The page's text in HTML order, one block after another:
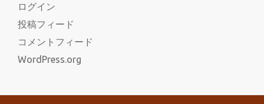
ログイン
投稿フィード
コメントフィード
WordPress.org